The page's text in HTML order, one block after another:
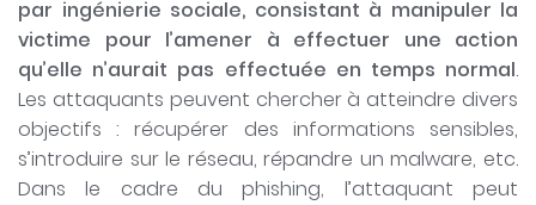
par ingénierie sociale, consistant à manipuler la
victime pour l’amener à effectuer une action
qu’elle n’aurait pas effectuée en temps normal.
Les attaquants peuvent chercher à atteindre divers
objectifs : récupérer des informations sensibles,
s’introduire sur le réseau, répandre un malware, etc.
Dans le cadre du phishing, l’attaquant peut